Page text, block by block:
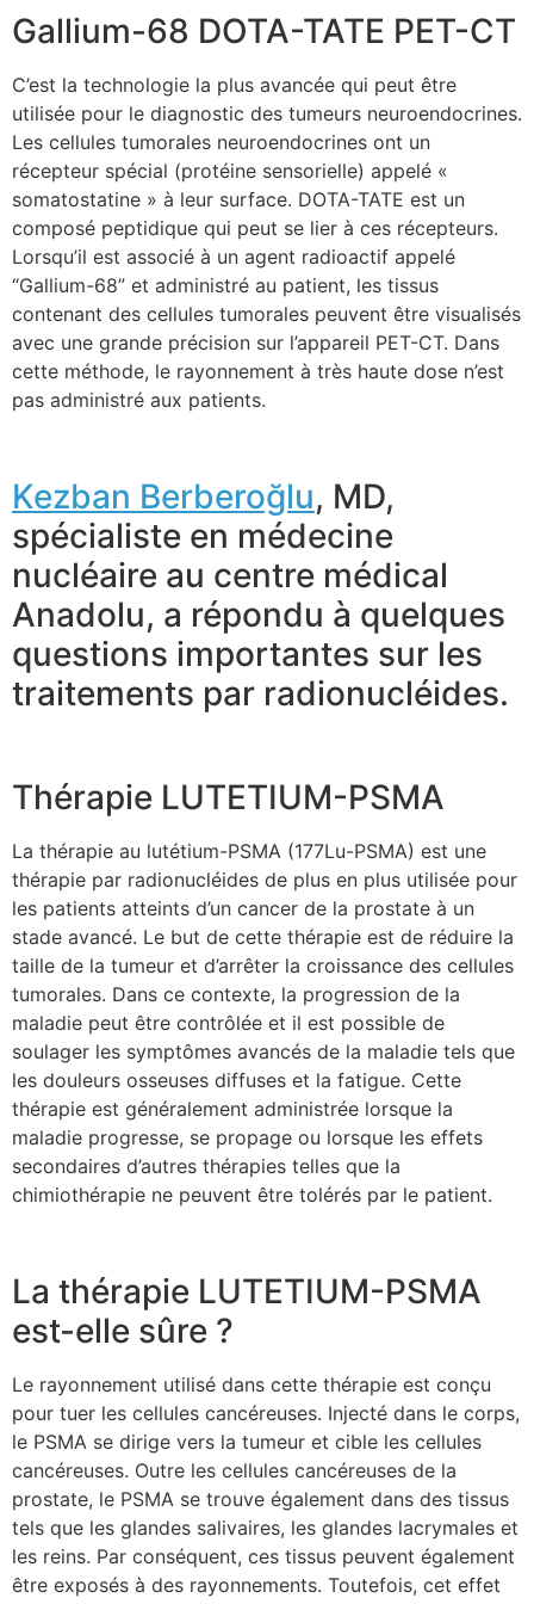
Gallium-68 DOTA-TATE PET-CT
C’est la technologie la plus avancée qui peut être
utilisée pour le diagnostic des tumeurs neuroendocrines.
Les cellules tumorales neuroendocrines ont un
récepteur spécial (protéine sensorielle) appelé «
somatostatine » à leur surface. DOTA-TATE est un
composé peptidique qui peut se lier à ces récepteurs.
Lorsqu’il est associé à un agent radioactif appelé
“Gallium-68” et administré au patient, les tissus
contenant des cellules tumorales peuvent être visualisés
avec une grande précision sur l’appareil PET-CT. Dans
cette méthode, le rayonnement à très haute dose n’est
pas administré aux patients.
Kezban Berberoğlu, MD,
spécialiste en médecine
nucléaire au centre médical
Anadolu, a répondu à quelques
questions importantes sur les
traitements par radionucléides.
Thérapie LUTETIUM-PSMA
La thérapie au lutétium-PSMA (177Lu-PSMA) est une
thérapie par radionucléides de plus en plus utilisée pour
les patients atteints d’un cancer de la prostate à un
stade avancé. Le but de cette thérapie est de réduire la
taille de la tumeur et d’arrêter la croissance des cellules
tumorales. Dans ce contexte, la progression de la
maladie peut être contrôlée et il est possible de
soulager les symptômes avancés de la maladie tels que
les douleurs osseuses diffuses et la fatigue. Cette
thérapie est généralement administrée lorsque la
maladie progresse, se propage ou lorsque les effets
secondaires d’autres thérapies telles que la
chimiothérapie ne peuvent être tolérés par le patient.
La thérapie LUTETIUM-PSMA
est-elle sûre ?
Le rayonnement utilisé dans cette thérapie est conçu
pour tuer les cellules cancéreuses. Injecté dans le corps,
le PSMA se dirige vers la tumeur et cible les cellules
cancéreuses. Outre les cellules cancéreuses de la
prostate, le PSMA se trouve également dans des tissus
tels que les glandes salivaires, les glandes lacrymales et
les reins. Par conséquent, ces tissus peuvent également
être exposés à des rayonnements. Toutefois, cet effet